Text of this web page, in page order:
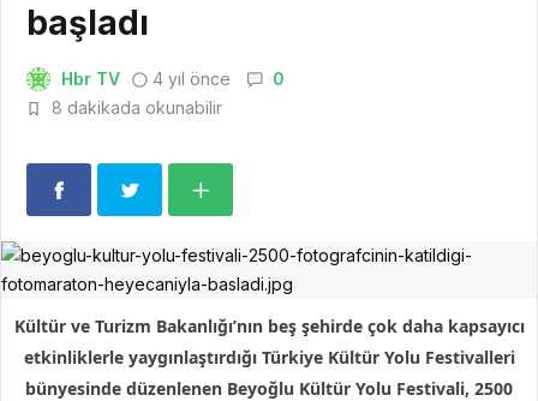
başladı
Hbr TV 4 yıl önce
0
8 dakikada okunabilir
Kültür ve Turizm Bakanlığı’nın beş şehirde çok daha kapsayıcı
etkinliklerle yaygınlaştırdığı Türkiye Kültür Yolu Festivalleri
bünyesinde düzenlenen Beyoğlu Kültür Yolu Festivali, 2500